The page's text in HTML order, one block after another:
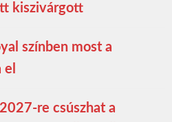
kiszivárgott
színben most a
re csúszhat a